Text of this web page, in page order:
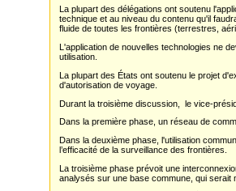
La plupart des délégations ont soutenu
technique et au niveau du contenu qu'il
fluide de toutes les frontières (terrestres,
L'application de nouvelles technologies ne
utilisation.
La plupart des États ont soutenu le projet
d'autorisation de voyage.
Durant la troisième discussion, le vice-
Dans la première phase, un réseau de
Dans la deuxième phase, l'utilisation
l’efficacité de la surveillance des frontières.
La troisième phase prévoit une
analysés sur une base commune, qui serait